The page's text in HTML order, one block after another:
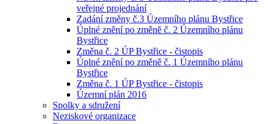
veřejné projednání
Zadání změny č.3 Územního plánu Bystřice
Úplné znění po změně č. 2 Územního plánu
Bystřice
Změna č. 2 ÚP Bystřice - čistopis
Úplné znění po změně č. 1 Územního plánu
Bystřice
Změna č. 1 ÚP Bystřice - čistopis
Územní plán 2016
Spolky a sdružení
Neziskové organizace